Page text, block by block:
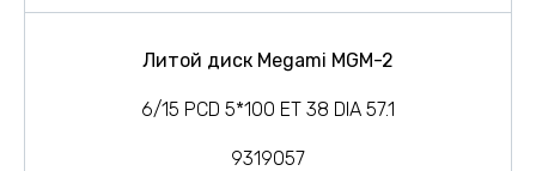
Литой диск Megami MGM-2
6/15 PCD 5*100 ET 38 DIA 57.1
9319057